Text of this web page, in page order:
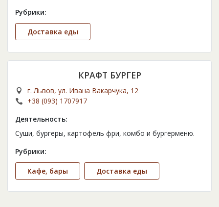
Рубрики:
Доставка еды
КРАФТ БУРГЕР
г. Львов, ул. Ивана Вакарчука, 12
+38 (093) 1707917
Деятельность:
Суши, бургеры, картофель фри, комбо и бургерменю.
Рубрики:
Кафе, бары Доставка еды